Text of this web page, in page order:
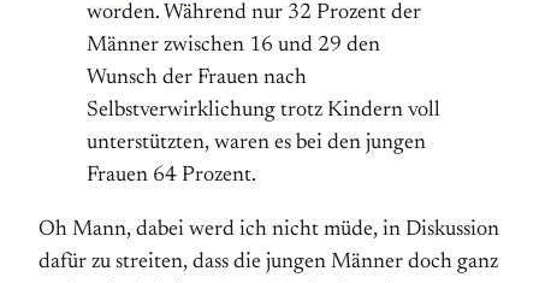
worden. Während nur 32 Prozent der
Männer zwischen 16 und 29 den
Wunsch der Frauen nach
Selbstverwirklichung trotz Kindern voll
unterstützten, waren es bei den jungen
Frauen 64 Prozent.
Oh Mann, dabei werd ich nicht müde, in Diskussion
dafür zu streiten, dass die jungen Männer doch ganz